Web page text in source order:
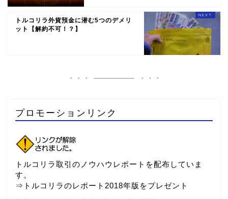
トルコリラ外貨預金に潜む5つのデメリ
ット【解約不可！？】
プロモーションリンク
トルコリラ取引のノウハウレポートを配布していま
す。
⇒ トルコリラのレポート2018年版をプレゼント